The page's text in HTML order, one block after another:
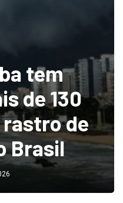
tem
de 130
de
Brasil